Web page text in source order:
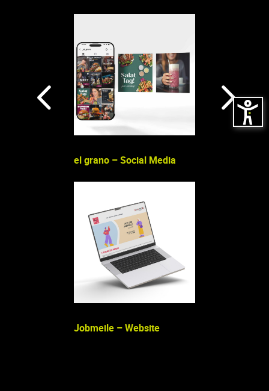
el grano – Social Media
Jobmeile – Website